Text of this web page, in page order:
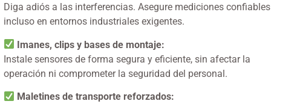
Diga adiós a las interferencias. Asegure mediciones confiables
incluso en entornos industriales exigentes.
Imanes, clips y bases de montaje:
Instale sensores de forma segura y eficiente, sin afectar la
operación ni comprometer la seguridad del personal.
Maletines de transporte reforzados: